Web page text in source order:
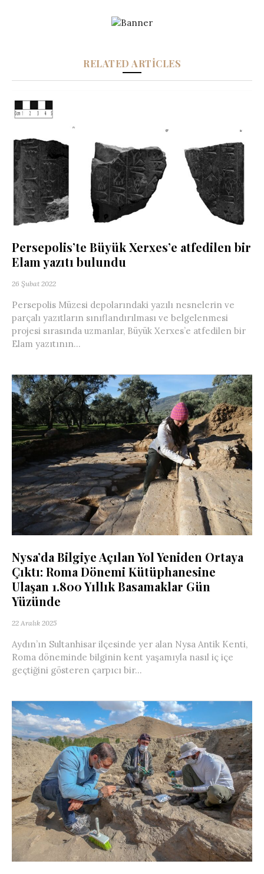
RELATED ARTICLES
Persepolis’te Büyük Xerxes’e atfedilen bir
Elam yazıtı bulundu
26 Şubat 2022
Persepolis Müzesi depolarındaki yazılı nesnelerin ve
parçalı yazıtların sınıflandırılması ve belgelenmesi
projesi sırasında uzmanlar, Büyük Xerxes’e atfedilen bir
Elam yazıtının...
Nysa’da Bilgiye Açılan Yol Yeniden Ortaya
Çıktı: Roma Dönemi Kütüphanesine
Ulaşan 1.800 Yıllık Basamaklar Gün
Yüzünde
22 Aralık 2025
Aydın’ın Sultanhisar ilçesinde yer alan Nysa Antik Kenti,
Roma döneminde bilginin kent yaşamıyla nasıl iç içe
geçtiğini gösteren çarpıcı bir...